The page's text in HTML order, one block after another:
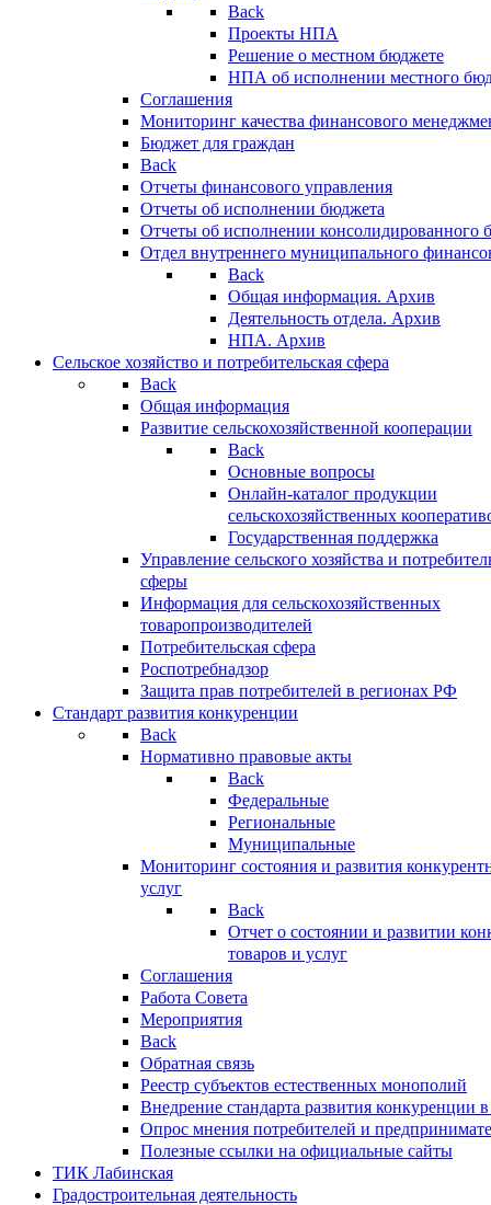
Back
Проекты НПА
Решение о местном бюджете
НПА об исполнении местного
Соглашения
Мониторинг качества финансового
Бюджет для граждан
Back
Отчеты финансового управления
Отчеты об исполнении бюджета
Отчеты об исполнении консолидированного
Отдел внутреннего муниципального
Back
Общая информация. Архив
Деятельность отдела. Архив
НПА. Архив
Сельское хозяйство и потребительская сфера
Back
Общая информация
Развитие сельскохозяйственной кооперации
Back
Основные вопросы
Онлайн-каталог продукции
сельскохозяйственных
Государственная поддержка
Управление сельского хозяйства и
сферы
Информация для сельскохозяйственных
товаропроизводителей
Потребительская сфера
Роспотребнадзор
Защита прав потребителей в регионах РФ
Стандарт развития конкуренции
Back
Нормативно правовые акты
Back
Федеральные
Региональные
Муниципальные
Мониторинг состояния и развития
услуг
Back
Отчет о состоянии и развитии
товаров и услуг
Соглашения
Работа Совета
Мероприятия
Back
Обратная связь
Реестр субъектов естественных монополий
Внедрение стандарта развития конкуренции
Опрос мнения потребителей и
Полезные ссылки на официальные сайты
ТИК Лабинская
Градостроительная деятельность